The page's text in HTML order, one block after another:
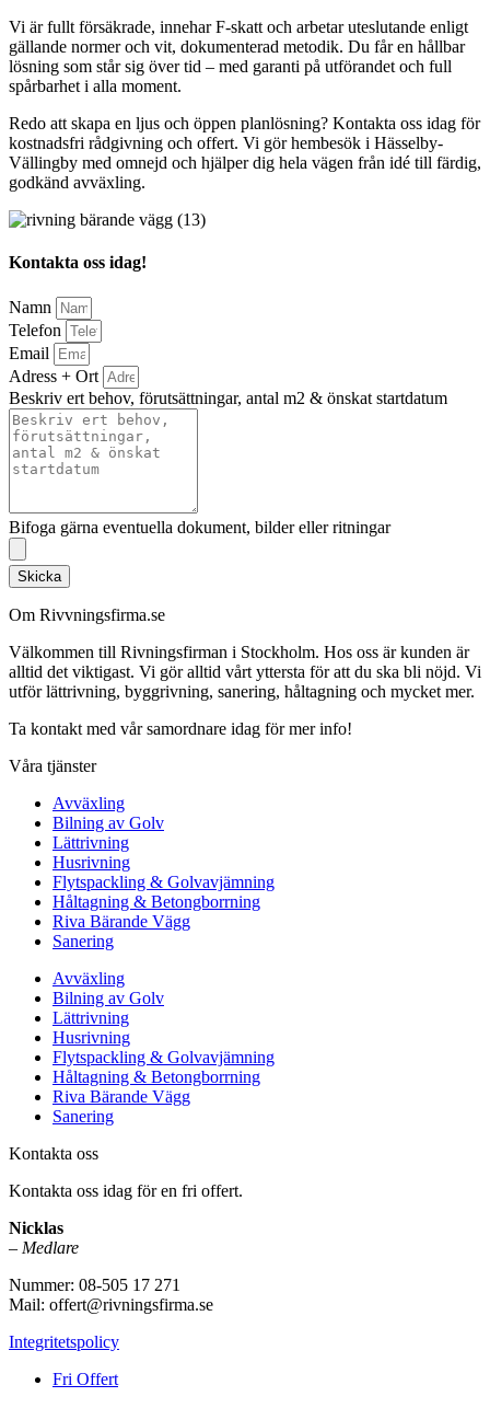
Vi är fullt försäkrade, innehar F-skatt och arbetar uteslutande enligt
gällande normer och vit, dokumenterad metodik. Du får en hållbar
lösning som står sig över tid – med garanti på utförandet och full
spårbarhet i alla moment.
Redo att skapa en ljus och öppen planlösning? Kontakta oss idag för
kostnadsfri rådgivning och offert. Vi gör hembesök i Hässelby-
Vällingby med omnejd och hjälper dig hela vägen från idé till färdig,
godkänd avväxling.
Kontakta oss idag!
Namn
Telefon
Email
Adress + Ort
Beskriv ert behov, förutsättningar, antal m2 & önskat startdatum
Bifoga gärna eventuella dokument, bilder eller ritningar
Skicka
Om Rivvningsfirma.se
Välkommen till Rivningsfirman i Stockholm. Hos oss är kunden är
alltid det viktigast. Vi gör alltid vårt yttersta för att du ska bli nöjd. Vi
utför lättrivning, byggrivning, sanering, håltagning och mycket mer.
Ta kontakt med vår samordnare idag för mer info!
Våra tjänster
Avväxling
Bilning av Golv
Lättrivning
Husrivning
Flytspackling & Golvavjämning
Håltagning & Betongborrning
Riva Bärande Vägg
Sanering
Avväxling
Bilning av Golv
Lättrivning
Husrivning
Flytspackling & Golvavjämning
Håltagning & Betongborrning
Riva Bärande Vägg
Sanering
Kontakta oss
Kontakta oss idag för en fri offert.
Nicklas
– Medlare
Nummer: 08-505 17 271
Mail: offert@rivningsfirma.se
Integritetspolicy
Fri Offert